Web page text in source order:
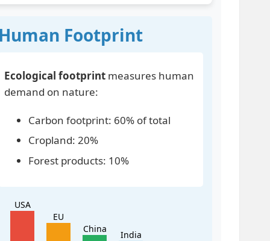
Footprint
Ecological footprint measures human
demand on nature:
Carbon footprint: 60% of total
Cropland: 20%
Forest products: 10%
USA
EU
China
India